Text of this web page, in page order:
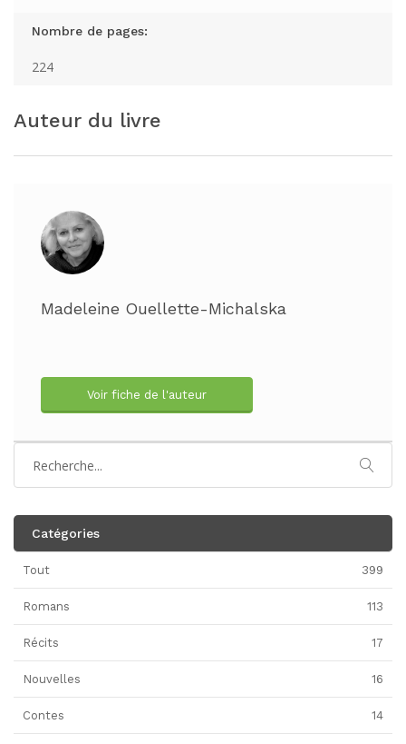
Nombre de pages:
224
Auteur du livre
Madeleine Ouellette-Michalska
Voir fiche de l'auteur
Catégories
Tout 399
Romans 113
Récits 17
Nouvelles 16
Contes 14